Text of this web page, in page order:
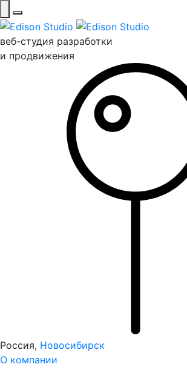
веб-студия разработки
и продвижения
Россия, Новосибирск
О компании